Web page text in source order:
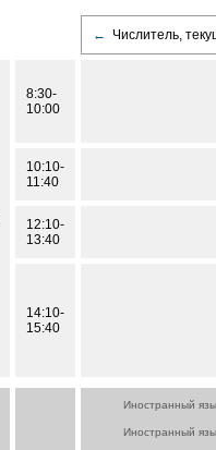
← Числитель,
8:30-
10:00
10:10-
11:40
12:10-
13:40
14:10-
15:40
Иностранный
Иностранный